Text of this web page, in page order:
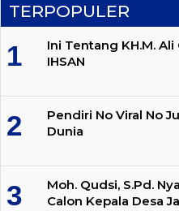
TERPOPULER
Ini Tentang KH.M.
IHSAN
Pendiri No Viral No
Dunia
Moh. Qudsi, S.Pd.
Calon Kepala Desa